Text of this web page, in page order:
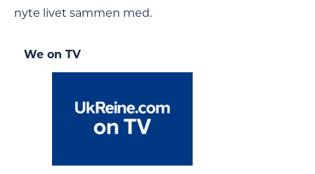
nyte livet sammen med.
We on TV